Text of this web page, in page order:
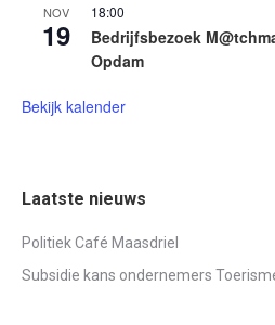
NOV
19
18:00
Bedrijfsbezoek
Opdam
Bekijk kalender
Laatste nieuws
Politiek Café Maasdriel
Subsidie kans ondernemers